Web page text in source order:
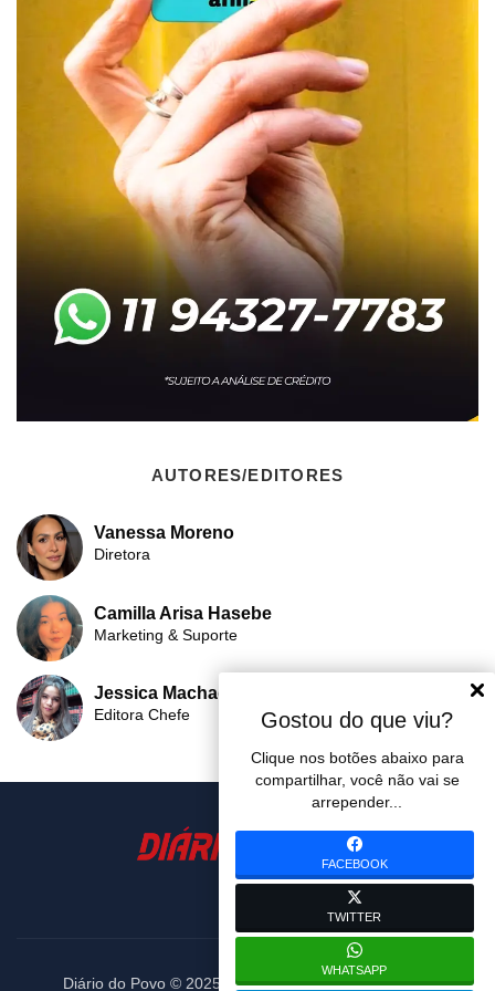
AUTORES/EDITORES
Vanessa Moreno
Diretora
Camilla Arisa Hasebe
Marketing & Suporte
Jessica Machado
Editora Chefe
Diário do Povo © 2025. Todos os diretos reservados.
Gostou do que viu?
Clique nos botões abaixo para
compartilhar, você não vai se
arrepender...
FACEBOOK
TWITTER
WHATSAPP